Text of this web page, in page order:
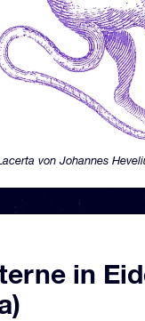
von Johannes
in